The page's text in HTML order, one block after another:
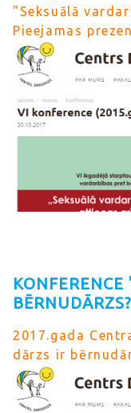
"Seksuālā
Pieejamas
2017.gada
dārzs ir